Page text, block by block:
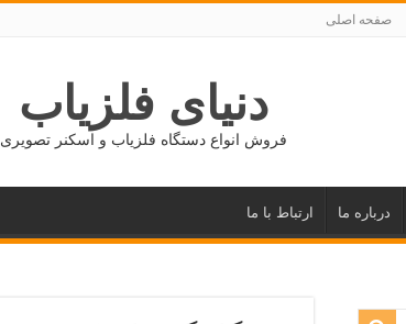
صفحه اصلی
دنیای فلزیاب
فروش انواع دستگاه فلزیاب و اسکنر تصویری
درباره ما ارتباط با ما